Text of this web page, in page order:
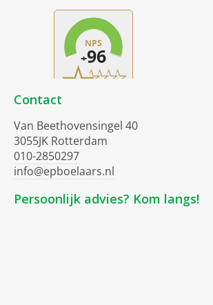
Contact
Van Beethovensingel 40
3055JK Rotterdam
010-2850297
info@epboelaars.nl
Persoonlijk advies? Kom langs!